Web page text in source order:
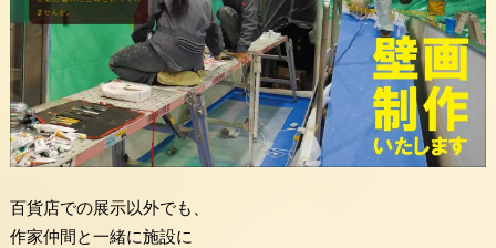
百貨店での展示以外でも、
作家仲間と一緒に施設に